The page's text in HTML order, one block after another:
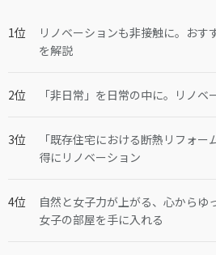
リノベーションも非接触に。おす
を解説
「非日常」を日常の中に。リノ
「既存住宅における断熱リフォ
得にリノベーション
自然と女子力が上がる、心からゆ
女子の部屋を手に入れる